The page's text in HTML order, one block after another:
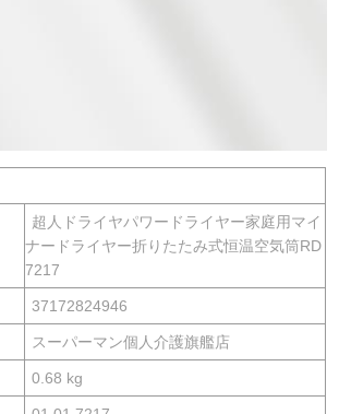
超人ドライヤパワードライヤー家庭用マイ
ナードライヤー折りたたみ式恒温空気筒RD
7217
37172824946
スーパーマン個人介護旗艦店
0.68 kg